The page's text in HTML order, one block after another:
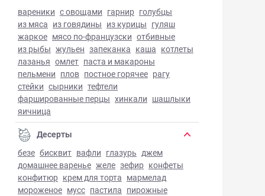
вареники с овощами гарнир голубцы
из мяса из говядины из курицы гуляш
жаркое мясо по-французски отбивные
из рыбы жульен запеканка каша котлеты
лазанья омлет паста и макароны
пельмени плов постное горячее рагу
стейки сырники тефтели
фаршированные перцы хинкали шашлыки
яичница
Десерты
безе бисквит вафли глазурь джем
домашнее варенье желе зефир конфеты
конфитюр крем для торта мармелад
мороженое мусс пастила пирожные